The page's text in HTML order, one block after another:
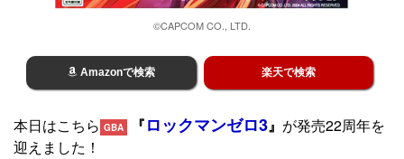
©CAPCOM CO., LTD.
Amazonで検索 楽天で検索
本日はこちら GBA 『ロックマンゼロ3』 が発売22周年を
迎えました！